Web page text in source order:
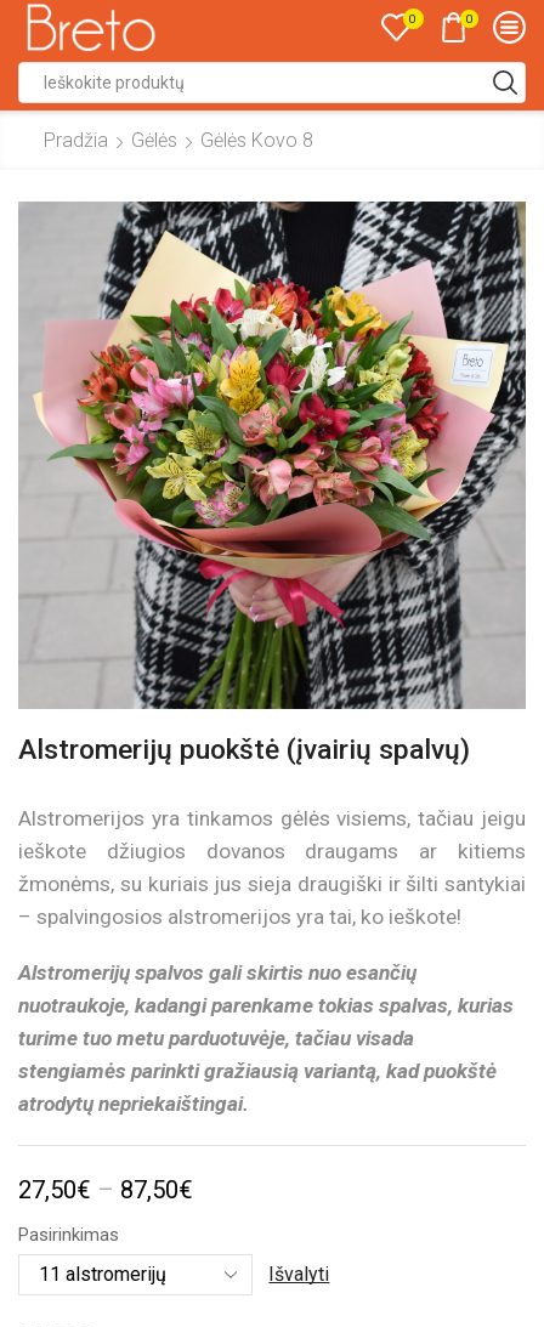
0 0
input
Pradžia Gėlės Gėlės Kovo 8
Alstromerijų puokštė (įvairių spalvų)
Alstromerijos yra tinkamos gėlės visiems, tačiau jeigu
ieškote džiugios dovanos draugams ar kitiems
žmonėms, su kuriais jus sieja draugiški ir šilti santykiai
– spalvingosios alstromerijos yra tai, ko ieškote!
Alstromerijų spalvos gali skirtis nuo esančių
nuotraukoje, kadangi parenkame tokias spalvas, kurias
turime tuo metu parduotuvėje, tačiau visada
stengiamės parinkti gražiausią variantą, kad puokštė
atrodytų nepriekaištingai.
27,50€ – 87,50€
27,50€
through
Pasirinkimas
Išvalyti